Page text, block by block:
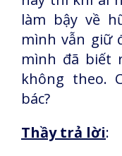
làm bậy về
mình vẫn giữ
mình đã biết
không theo.
bác?
Thầy trả lời: